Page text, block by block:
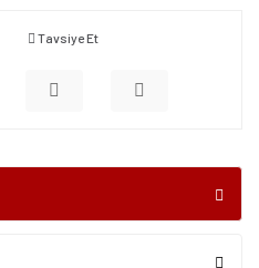
Tavsiye Et